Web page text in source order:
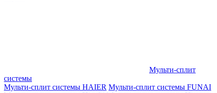
Мульти-сплит
системы
Мульти-сплит системы HAIER Мульти-сплит системы FUNAI